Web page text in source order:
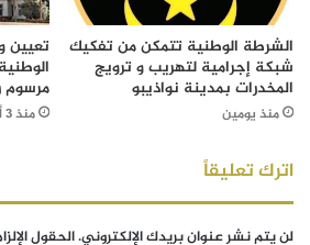
الشرطة الوطنية تتمكن من تفكيك
شبكة إجرامية لتهريب و ترويج
المخدرات بمدينة نواذيبو
منذ يومين
تعيين
مرسوم
منذ 3 أيام
اترك تعليقاً
لن يتم نشر عنوان بريدك الإلكتروني.الحقول